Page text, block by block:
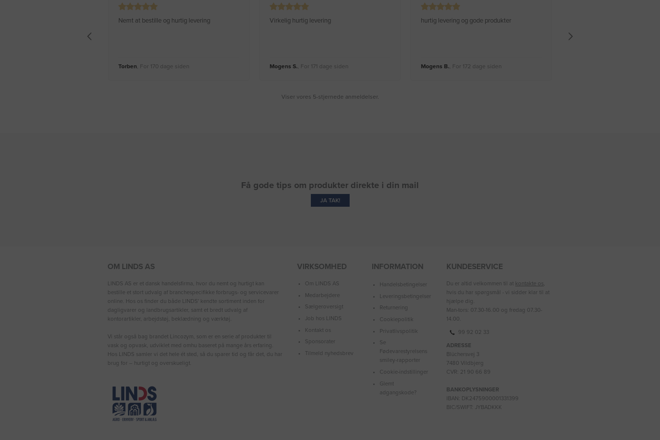
Nemt at bestille og hurtig levering
Torben, For 170 dage siden
Virkelig hurtig levering
Mogens S., For 171 dage siden
hurtig levering og gode produkter
Mogens B., For 172 dage siden
Viser vores 5-stjernede anmeldelser.
Få gode tips om produkter direkte i din mail
JA TAK!
OM LINDS AS
LINDS AS er et dansk handelsfirma, hvor du nemt og hurtigt kan
bestille et stort udvalg af branchespecifikke forbrugs- og servicevarer
online. Hos os finder du både LINDS′ kendte sortiment inden for
dagligvarer og landbrugsartikler, samt et bredt udvalg af
kontorartikler, arbejdstøj, beklædning og værktøj.
Vi står også bag brandet Lincozym, som er en serie af produkter til
vask og opvask, udviklet med omhu baseret på mange års erfaring.
Hos LINDS samler vi det hele ét sted, så du sparer tid og får det, du har
brug for – hurtigt og overskueligt.
VIRKSOMHED
Om LINDS AS
Medarbejdere
Sælgeroversigt
Job hos LINDS
Kontakt os
Sponsorater
Tilmeld nyhedsbrev
INFORMATION
Handelsbetingelser
Leveringsbetingelser
Returnering
Cookiepolitik
Privatlivspolitik
Se
Fødevarestyrelsens
smiley-rapporter
Cookie-indstillinger
Glemt
adgangskode?
KUNDESERVICE
Du er altid velkommen til at kontakte os,
hvis du har spørgsmål - vi sidder klar til at
hjælpe dig.
Man-tors: 07.30-16.00 og fredag 07.30-
14.00.
99 92 02 33
ADRESSE
Blüchersvej 3
7480 Vildbjerg
CVR: 21 90 66 89
BANKOPLYSNINGER
IBAN: DK2475900001331399
BIC/SWIFT: JYBADKKK